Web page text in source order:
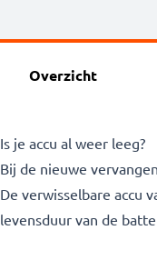
Overzicht
Is je accu al weer leeg?
Bij de nieuwe
De verwisselbare accu
levensduur van de